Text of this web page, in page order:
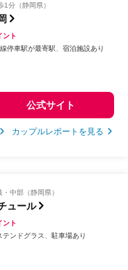
1分（静岡県）
ント
停車駅が最寄駅 宿泊施設あり
公式サイト
カップルレポートを見る
中部（静岡県）
ュール
ント
テンドグラス 駐車場あり